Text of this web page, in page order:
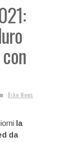
Bike News
la
da